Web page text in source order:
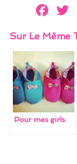
F
a
ce
b
o
o
k
er
Sur Le Même
Pour mes girls